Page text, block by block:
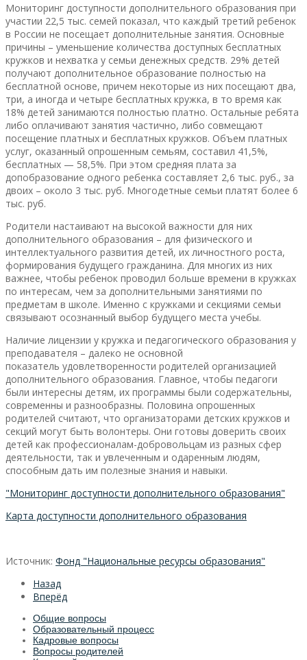
Мониторинг доступности дополнительного образования при
участии 22,5 тыс. семей показал, что каждый третий ребенок
в России не посещает дополнительные занятия. Основные
причины – уменьшение количества доступных бесплатных
кружков и нехватка у семьи денежных средств. 29% детей
получают дополнительное образование полностью на
бесплатной основе, причем некоторые из них посещают два,
три, а иногда и четыре бесплатных кружка, в то время как
18% детей занимаются полностью платно. Остальные ребята
либо оплачивают занятия частично, либо совмещают
посещение платных и бесплатных кружков. Объем платных
услуг, оказанный опрошенным семьям, составил 41,5%,
бесплатных — 58,5%. При этом средняя плата за
допобразование одного ребенка составляет 2,6 тыс. руб., за
двоих – около 3 тыс. руб. Многодетные семьи платят более 6
тыс. руб.
Родители настаивают на высокой важности для них
дополнительного образования – для физического и
интеллектуального развития детей, их личностного роста,
формирования будущего гражданина. Для многих из них
важнее, чтобы ребенок проводил больше времени в кружках
по интересам, чем за дополнительными занятиями по
предметам в школе. Именно с кружками и секциями семьи
связывают осознанный выбор будущего места учебы.
Наличие лицензии у кружка и педагогического образования у
преподавателя – далеко не основной
показатель удовлетворенности родителей организацией
дополнительного образования. Главное, чтобы педагоги
были интересны детям, их программы были содержательны,
современны и разнообразны. Половина опрошенных
родителей считают, что организаторами детских кружков и
секций могут быть волонтеры. Они готовы доверить своих
детей как профессионалам-добровольцам из разных сфер
деятельности, так и увлеченным и одаренным людям,
способным дать им полезные знания и навыки.
"Мониторинг доступности дополнительного образования"
Карта доступности дополнительного образования
Источник: Фонд "Национальные ресурсы образования"
Назад
Вперёд
Общие вопросы
Образовательный процесс
Кадровые вопросы
Вопросы родителей